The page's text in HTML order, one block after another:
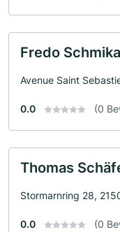
Fredo
Avenue Saint
0.0 (0
Thomas
Stormarnring 28,
0.0 (0